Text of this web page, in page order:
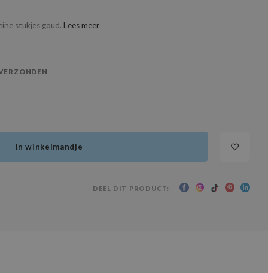
stukjes goud. Lees meer
In winkelmandje
DEEL DIT PRODUCT: